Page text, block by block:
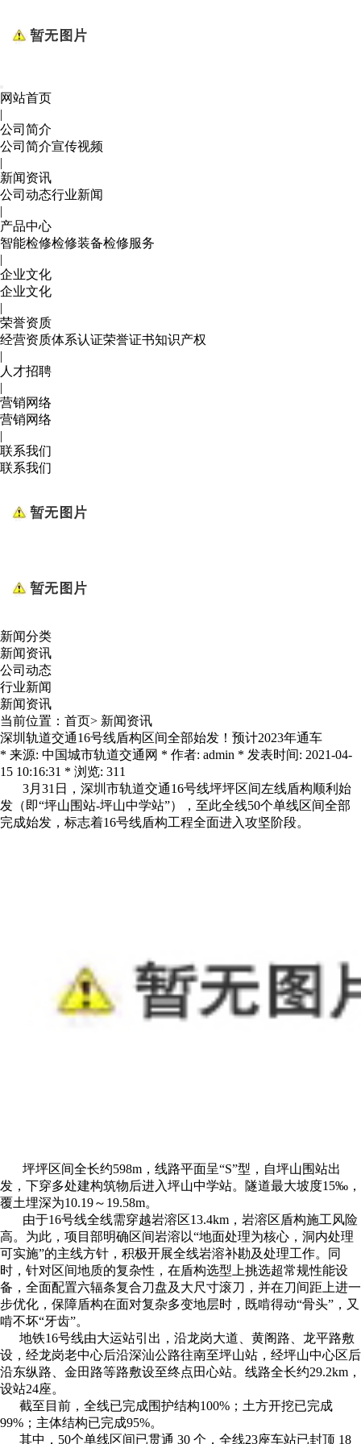
网站首页
|
公司简介
公司简介宣传视频
|
新闻资讯
公司动态行业新闻
|
产品中心
智能检修检修装备检修服务
|
企业文化
企业文化
|
荣誉资质
经营资质体系认证荣誉证书知识产权
|
人才招聘
|
营销网络
营销网络
|
联系我们
联系我们
新闻分类
新闻资讯
公司动态
行业新闻
新闻资讯
当前位置： 首页> 新闻资讯
深圳轨道交通16号线盾构区间全部始发！预计2023年通车
* 来源: 中国城市轨道交通网 * 作者: admin * 发表时间: 2021-04-
15 10:16:31 * 浏览: 311
3月31日，深圳市轨道交通16号线坪坪区间左线盾构顺利始
发（即“坪山围站-坪山中学站”），至此全线50个单线区间全部
完成始发，标志着16号线盾构工程全面进入攻坚阶段。
坪坪区间全长约598m，线路平面呈“S”型，自坪山围站出
发，下穿多处建构筑物后进入坪山中学站。隧道最大坡度15‰，
覆土埋深为10.19～19.58m。
由于16号线全线需穿越岩溶区13.4km，岩溶区盾构施工风险
高。为此，项目部明确区间岩溶以“地面处理为核心，洞内处理
可实施”的主线方针，积极开展全线岩溶补勘及处理工作。同
时，针对区间地质的复杂性，在盾构选型上挑选超常规性能设
备，全面配置六辐条复合刀盘及大尺寸滚刀，并在刀间距上进一
步优化，保障盾构在面对复杂多变地层时，既啃得动“骨头”，又
啃不坏“牙齿”。
地铁16号线由大运站引出，沿龙岗大道、黄阁路、龙平路敷
设，经龙岗老中心后沿深汕公路往南至坪山站，经坪山中心区后
沿东纵路、金田路等路敷设至终点田心站。线路全长约29.2km，
设站24座。
截至目前，全线已完成围护结构100%；土方开挖已完成
99%；主体结构已完成95%。
其中，50个单线区间已贯通 30 个，全线23座车站已封顶 18